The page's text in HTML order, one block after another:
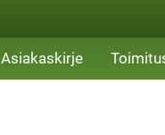
Asiakaskirje